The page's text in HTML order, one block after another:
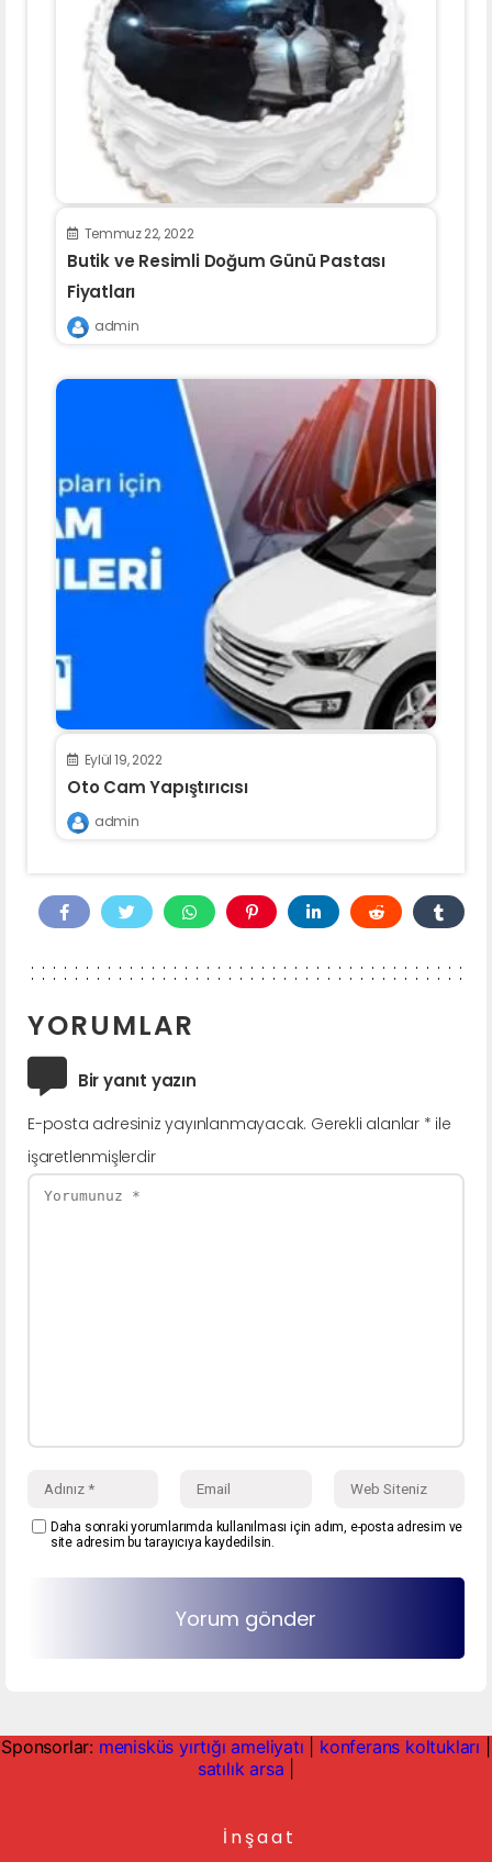
Temmuz 22, 2022
Butik ve Resimli Doğum Günü Pastası
Fiyatları
admin
Eylül 19, 2022
Oto Cam Yapıştırıcısı
admin
YORUMLAR
Bir yanıt yazın
E-posta adresiniz yayınlanmayacak. Gerekli alanlar * ile
işaretlenmişlerdir
Daha sonraki yorumlarımda kullanılması için adım, e-posta adresim ve
site adresim bu tarayıcıya kaydedilsin.
Sponsorlar: menisküs yırtığı ameliyatı konferans koltukları
satılık arsa
İnşaat